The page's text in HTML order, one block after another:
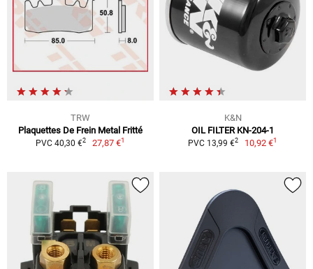
TRW
Plaquettes De Frein Metal Fritté
PVC 40,30 €2 27,87 €1
K&N
OIL FILTER KN-204-1
PVC 13,99 €2 10,92 €1